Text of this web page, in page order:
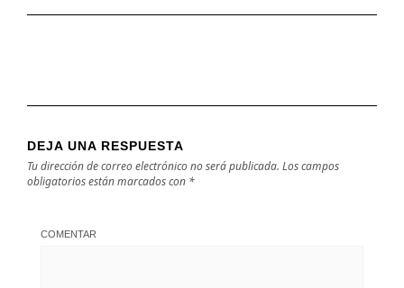
DEJA UNA RESPUESTA
Tu dirección de correo electrónico no será publicada. Los campos
obligatorios están marcados con *
COMENTAR